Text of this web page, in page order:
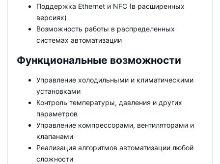
Поддержка Ethernet и NFC (в расширенных
версиях)
Возможность работы в распределенных
системах автоматизации
Функциональные возможности
Управление холодильными и климатическими
установками
Контроль температуры, давления и других
параметров
Управление компрессорами, вентиляторами и
клапанами
Реализация алгоритмов автоматизации любой
сложности